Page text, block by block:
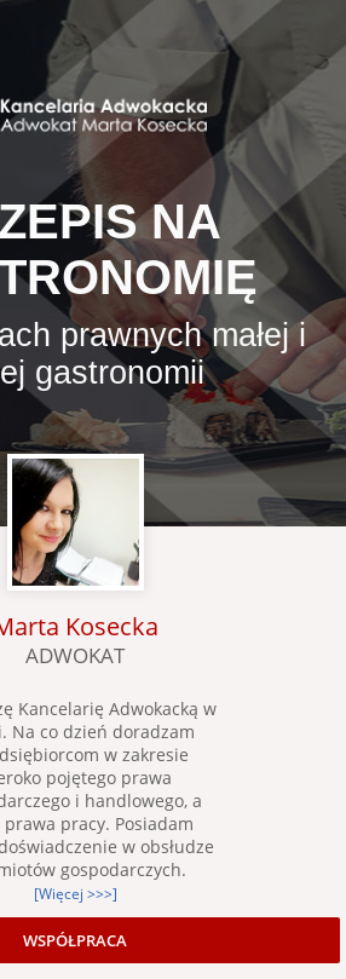
NA
prawnych małej i
gastronomii
Kosecka
ADWOKAT
Kancelarię Adwokacką w
Na co dzień doradzam
w zakresie
pojętego prawa
i handlowego, a
prawa pracy. Posiadam
w obsłudze
gospodarczych.
[Więcej >>>]
WSPÓŁPRACA